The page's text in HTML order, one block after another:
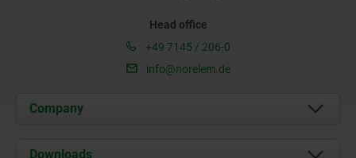
Head office
+49 7145 / 206-0
info@norelem.de
Company
About us
Downloads